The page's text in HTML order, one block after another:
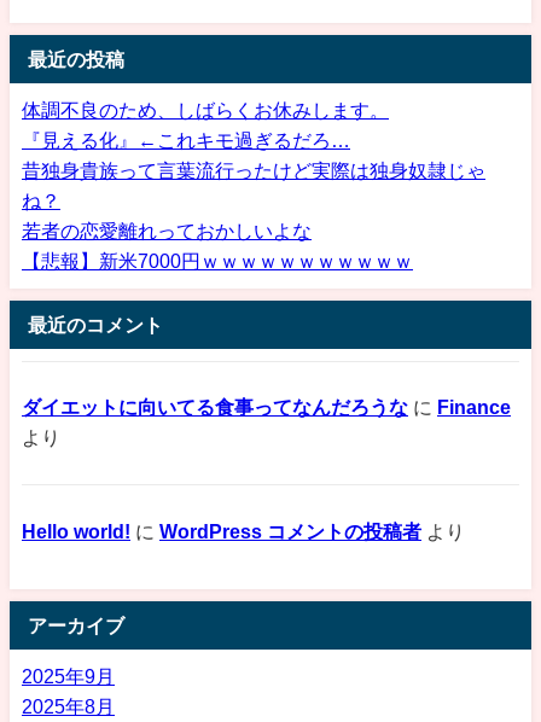
最近の投稿
体調不良のため、しばらくお休みします。
『見える化』←これキモ過ぎるだろ…
昔独身貴族って言葉流行ったけど実際は独身奴隷じゃ
ね？
若者の恋愛離れっておかしいよな
【悲報】新米7000円ｗｗｗｗｗｗｗｗｗｗｗ
最近のコメント
ダイエットに向いてる食事ってなんだろうな に Finance
より
Hello world! に WordPress コメントの投稿者 より
アーカイブ
2025年9月
2025年8月